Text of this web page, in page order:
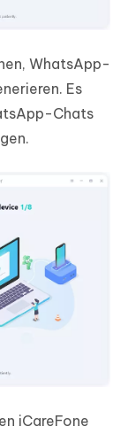
WhatsApp-
Es
Chats
iCareFone